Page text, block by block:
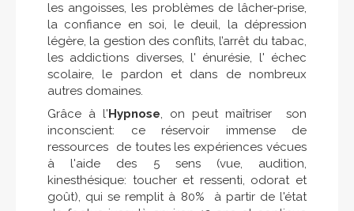
les angoisses, les problèmes de lâcher-prise,
la confiance en soi, le deuil, la dépression
légère, la gestion des conflits, l’arrêt du tabac,
les addictions diverses, l' énurésie, l' échec
scolaire, le pardon et dans de nombreux
autres domaines.
Grâce à l'Hypnose, on peut maîtriser son
inconscient: ce réservoir immense de
ressources de toutes les expériences vécues
à l'aide des 5 sens (vue, audition,
kinesthésique: toucher et ressenti, odorat et
goût), qui se remplit à 80% à partir de l'état